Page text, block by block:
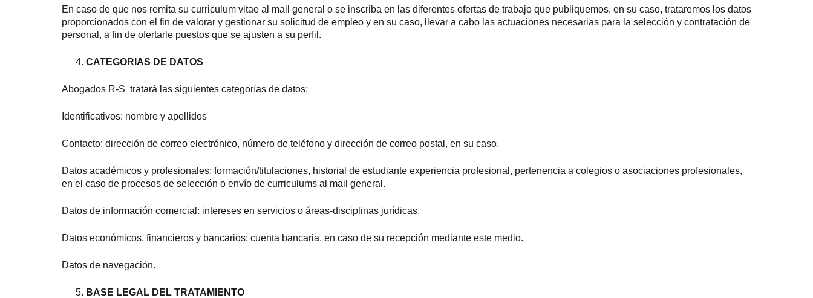
En caso de que nos remita su curriculum vitae al mail general o se inscriba en las diferentes ofertas de trabajo que publiquemos, en su caso, trataremos los datos
proporcionados con el fin de valorar y gestionar su solicitud de empleo y en su caso, llevar a cabo las actuaciones necesarias para la selección y contratación de
personal, a fin de ofertarle puestos que se ajusten a su perfil.
CATEGORIAS DE DATOS
Abogados R-S tratará las siguientes categorías de datos:
Identificativos: nombre y apellidos
Contacto: dirección de correo electrónico, número de teléfono y dirección de correo postal, en su caso.
Datos académicos y profesionales: formación/titulaciones, historial de estudiante experiencia profesional, pertenencia a colegios o asociaciones profesionales,
en el caso de procesos de selección o envío de curriculums al mail general.
Datos de información comercial: intereses en servicios o áreas-disciplinas jurídicas.
Datos económicos, financieros y bancarios: cuenta bancaria, en caso de su recepción mediante este medio.
Datos de navegación.
BASE LEGAL DEL TRATAMIENTO